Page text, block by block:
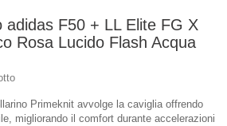
adidas F50 + LL Elite FG X
Rosa Lucido Flash Acqua
Primeknit avvolge la caviglia offrendo
migliorando il comfort durante accelerazioni